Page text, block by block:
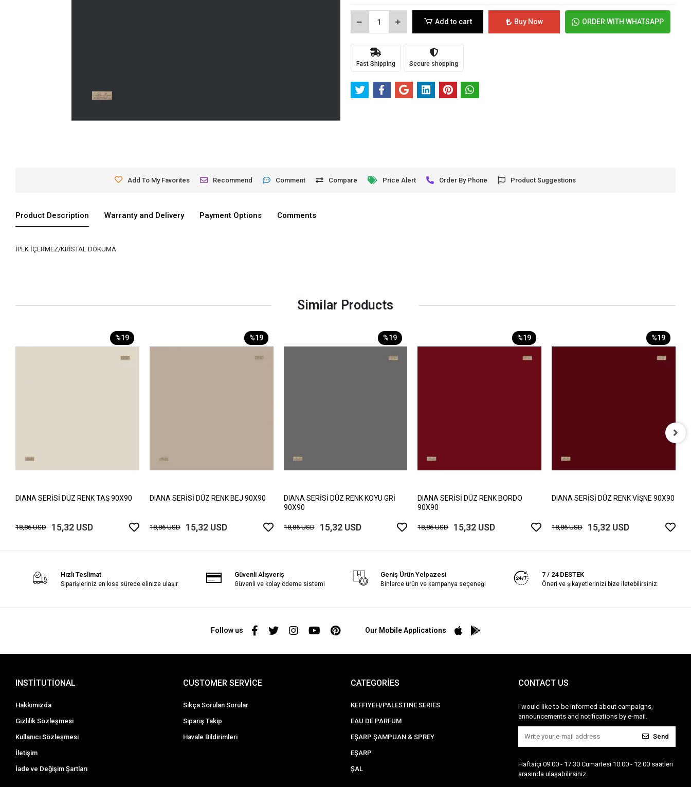
Add to cart Buy Now ORDER WITH WHATSAPP
Fast Shipping Secure shopping
Add To My Favorites Recommend Comment Compare Price Alert Order By Phone Product Suggestions
Product Description Warranty and Delivery Payment Options Comments
İPEK İÇERMEZ/KRİSTAL DOKUMA
Similar Products
%19
DIANA SERİSİ DÜZ RENK TAŞ 90X90
18,86 USD 15,32 USD
%19
DIANA SERİSİ DÜZ RENK BEJ 90X90
18,86 USD 15,32 USD
%19
DIANA SERİSİ DÜZ RENK KOYU GRİ
90X90
18,86 USD 15,32 USD
%19
DIANA SERİSİ DÜZ RENK BORDO
90X90
18,86 USD 15,32 USD
%19
DIANA SERİSİ DÜZ RENK VİŞNE 90X90
18,86 USD 15,32 USD
Hızlı Teslimat
Siparişleriniz en kısa sürede elinize ulaşır.
Güvenli Alışveriş
Güvenli ve kolay ödeme sistemi
Geniş Ürün Yelpazesi
Binlerce ürün ve kampanya seçeneği
7 / 24 DESTEK
Öneri ve şikayetlerinizi bize iletebilirsiniz.
Follow us Our Mobile Applications
INSTİTUTİONAL
Hakkımızda
Gizlilik Sözleşmesi
Kullanıcı Sözleşmesi
İletişim
İade ve Değişim Şartları
CUSTOMER SERVİCE
Sıkça Sorulan Sorular
Sipariş Takip
Havale Bildirimleri
CATEGORİES
KEFFIYEH/PALESTINE SERIES
EAU DE PARFUM
EŞARP ŞAMPUAN & SPREY
EŞARP
ŞAL
CONTACT US
I would like to be informed about campaigns,
announcements and notifications by e-mail.
Send
Haftaiçi 09:00 - 17:30 Cumartesi 10:00 - 12:00 saatleri
arasında ulaşabilirsiniz.